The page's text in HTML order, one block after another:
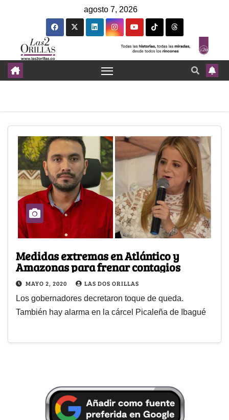
agosto 7, 2026
Medidas extremas en Atlántico y
Amazonas para frenar contagios
MAYO 2, 2020 LAS DOS ORILLAS
Los gobernadores decretaron toque de queda.
También hay alarma en la cárcel Picaleña de Ibagué